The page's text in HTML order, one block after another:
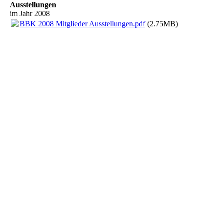
Ausstellungen
im Jahr 2008
BBK 2008 Mitglieder Ausstellungen.pdf(2.75MB)